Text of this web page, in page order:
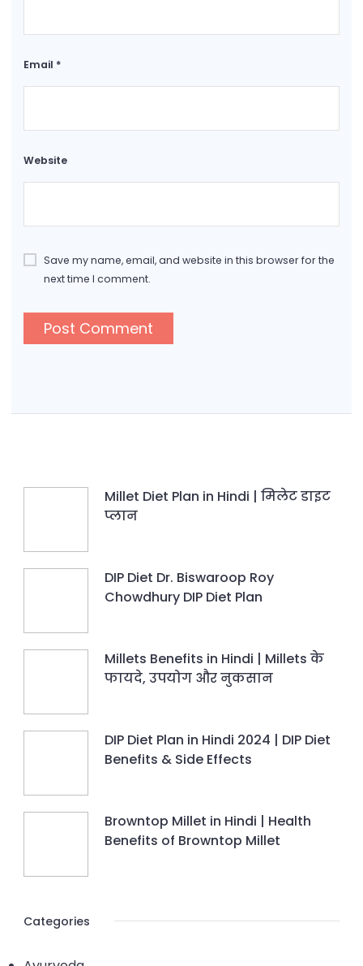
Email *
Website
Save my name, email, and website in this browser for the
next time I comment.
Millet Diet Plan in Hindi | मिलेट डाइट
प्लान
DIP Diet Dr. Biswaroop Roy
Chowdhury DIP Diet Plan
Millets Benefits in Hindi | Millets के
फायदे, उपयोग और नुकसान
DIP Diet Plan in Hindi 2024 | DIP Diet
Benefits & Side Effects
Browntop Millet in Hindi | Health
Benefits of Browntop Millet
Categories